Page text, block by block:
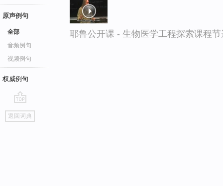
原声例句
全部
音频例句
视频例句
权威例句
go
top
返回词典
耶鲁公开课 - 生物医学工程探索课程节